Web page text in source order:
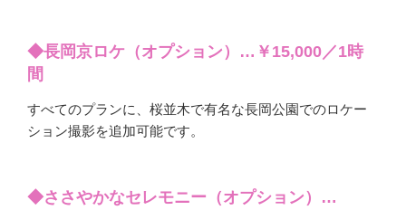
◆長岡京ロケ（オプション）…￥15,000／1時
間
すべてのプランに、桜並木で有名な長岡公園でのロケー
ション撮影を追加可能です。
◆ささやかなセレモニー（オプション）…